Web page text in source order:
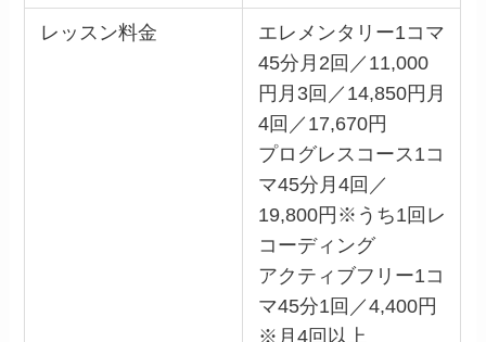
レッスン料金
エレメンタリー1コマ
45分月2回／11,000
円月3回／14,850円月
4回／17,670円
プログレスコース1コ
マ45分月4回／
19,800円※うち1回レ
コーディング
アクティブフリー1コ
マ45分1回／4,400円
※月4回以上